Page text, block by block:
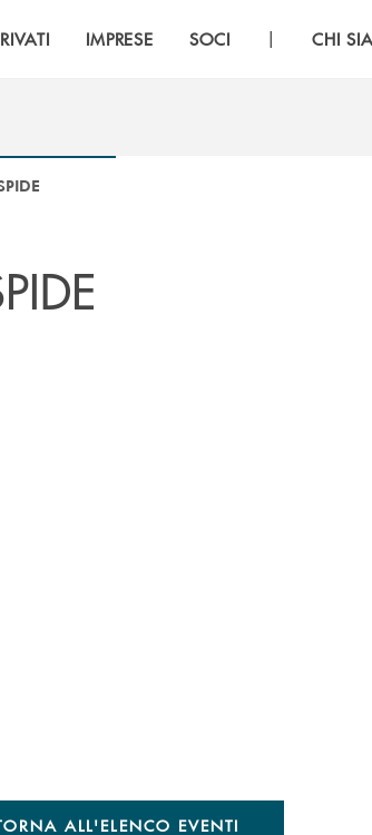
IMPRESE SOCI | CHI
ALL'ELENCO EVENTI